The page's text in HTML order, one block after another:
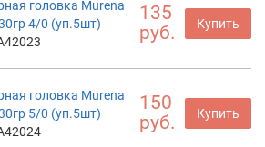
головка Murena
4/0 (уп.5шт)
135
руб.
Купить
головка Murena
5/0 (уп.5шт)
150
руб.
Купить